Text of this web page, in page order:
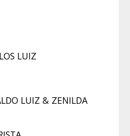
LUIZ
LUIZ & ZENILDA